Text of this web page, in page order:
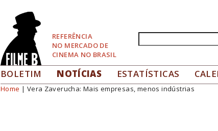
REFERÊNCIA
NO MERCADO DE
CINEMA NO BRASIL
Formulário de
BOLETIM NOTÍCIAS ESTATÍSTICAS
Você está aqui
Home | Vera Zaverucha: Mais empresas, menos indústrias